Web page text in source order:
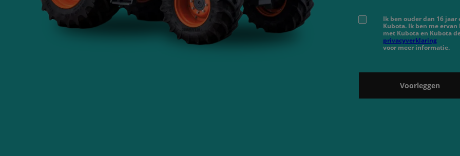
Ik ben ouder dan 16
Kubota. Ik ben me
met Kubota en Kubota
privacyverklaring
voor meer informatie.
Voorleggen